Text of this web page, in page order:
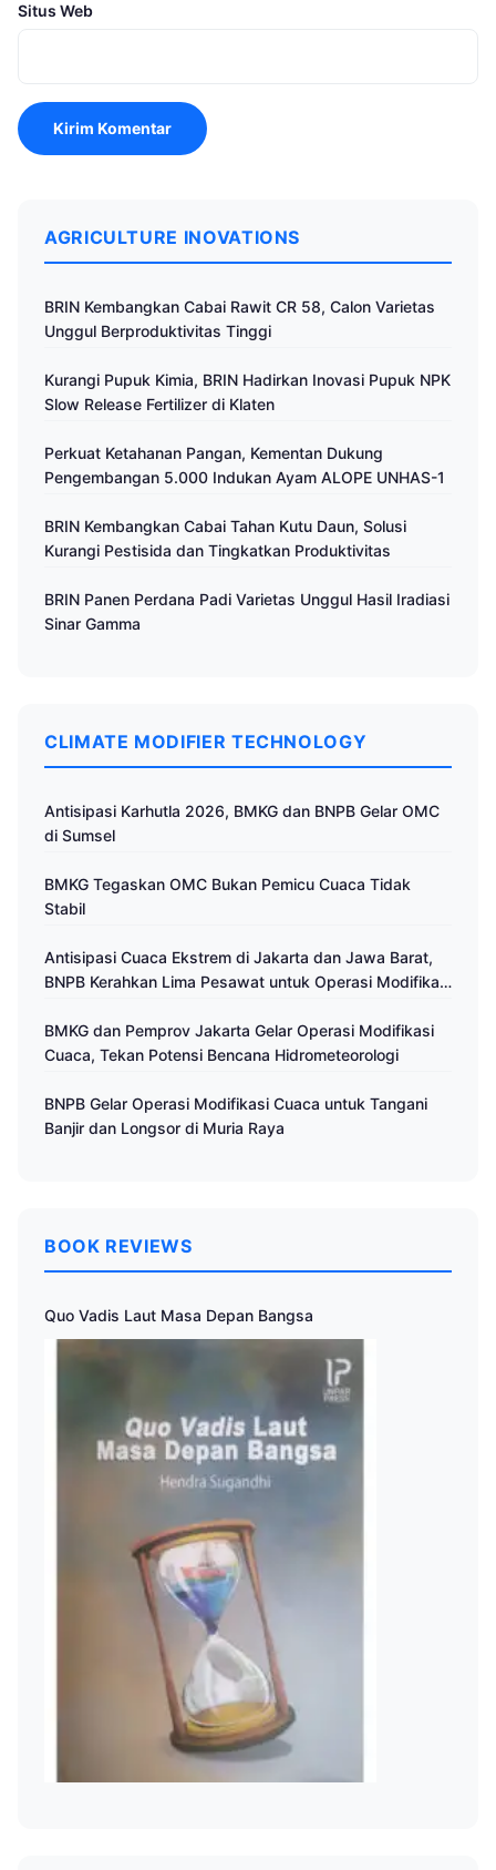
Situs Web
AGRICULTURE INOVATIONS
BRIN Kembangkan Cabai Rawit CR 58, Calon Varietas
Unggul Berproduktivitas Tinggi
Kurangi Pupuk Kimia, BRIN Hadirkan Inovasi Pupuk NPK
Slow Release Fertilizer di Klaten
Perkuat Ketahanan Pangan, Kementan Dukung
Pengembangan 5.000 Indukan Ayam ALOPE UNHAS-1
BRIN Kembangkan Cabai Tahan Kutu Daun, Solusi
Kurangi Pestisida dan Tingkatkan Produktivitas
BRIN Panen Perdana Padi Varietas Unggul Hasil Iradiasi
Sinar Gamma
CLIMATE MODIFIER TECHNOLOGY
Antisipasi Karhutla 2026, BMKG dan BNPB Gelar OMC
di Sumsel
BMKG Tegaskan OMC Bukan Pemicu Cuaca Tidak
Stabil
Antisipasi Cuaca Ekstrem di Jakarta dan Jawa Barat,
BNPB Kerahkan Lima Pesawat untuk Operasi Modifikasi
BMKG dan Pemprov Jakarta Gelar Operasi Modifikasi
Cuaca, Tekan Potensi Bencana Hidrometeorologi
BNPB Gelar Operasi Modifikasi Cuaca untuk Tangani
Banjir dan Longsor di Muria Raya
BOOK REVIEWS
Quo Vadis Laut Masa Depan Bangsa